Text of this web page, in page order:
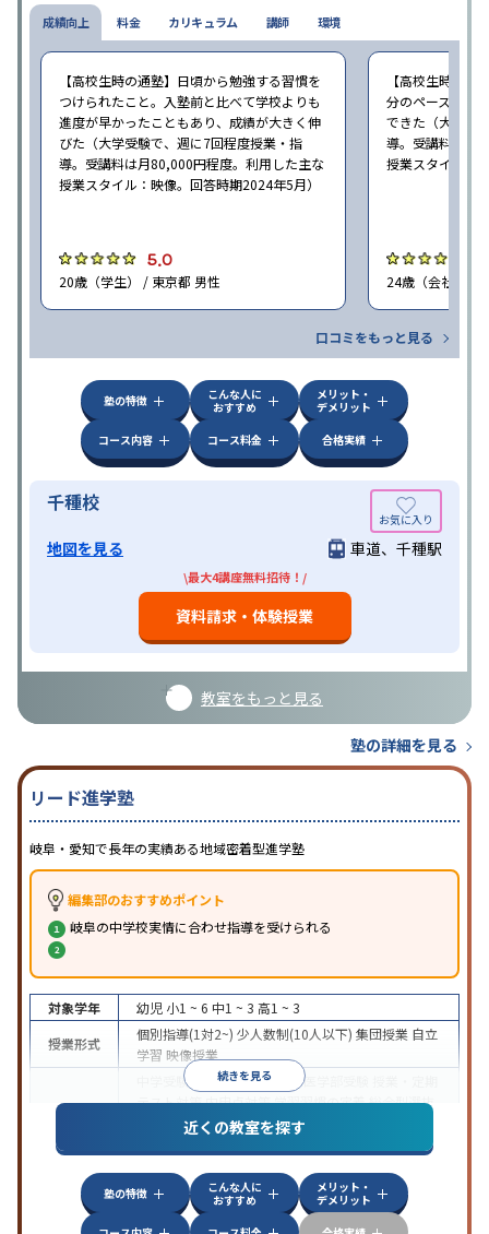
成績向上
【高校生時の通塾】日頃から勉強する習慣を
つけられたこと。入塾前と比べて学校よりも
進度が早かったこともあり、成績が大きく伸
びた（大学受験で、週に7回程度授業・指
導。受講料は月80,000円程度。利用した主な
授業スタイル：映像。回答時期2024年5月）
5.0
20歳（学生） / 東京都 男性
【高校生時の通
分のペースで進
できた（大学受
導。受講料は月
授業スタイル：
24歳（会社員<
口コミをもっと見る
料金 カリキュラム 講師 環境
塾の特徴
こんな人に
おすすめ
メリット・
デメリット
コース内容
コース料金 合格実績
千種校
地図を見る 車道、千種駅
\最大4講座無料招待！/
資料請求・体験授業
教室をもっと見る
塾の詳細を見る
リード進学塾
岐阜・愛知で長年の実績ある地域密着型進学塾
編集部のおすすめポイント
岐阜の中学校実情に合わせ指導を受けられる
続きを見る
対象学年 幼児 小1 ~ 6 中1 ~ 3 高1 ~ 3
授業形式
個別指導(1対2~) 少人数制(10人以下) 集団授業 自立
学習 映像授業
中学受験 高校受験大学受験 医学部受験
テスト対策内申点対策学習習慣の定着総合型選抜
(旧AO)対策推薦入試対策学校別特化対策
対策
その他科目別特化対策
中高一貫校生に対応
特待生・奨学金制度あり入塾
近くの教室を探す
塾の特徴
こんな人に
おすすめ
メリット・
デメリット